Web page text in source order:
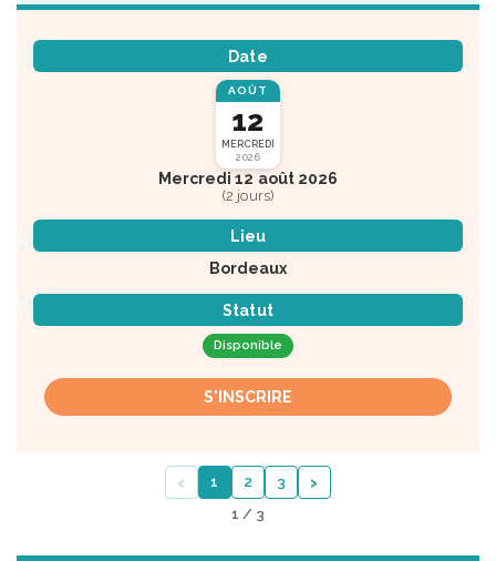
Date
AOÛT
12
MERCREDI
2026
Mercredi 12 août 2026
(2 jours)
Lieu
Bordeaux
Statut
Disponible
S'INSCRIRE
‹ 1 2 3 ›
1 / 3